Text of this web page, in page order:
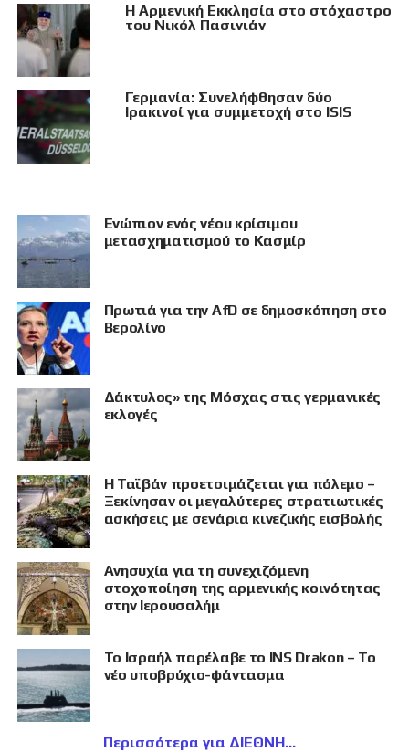
Η Αρμενική Εκκλησία στο στόχαστρο
του Νικόλ Πασινιάν
Γερμανία: Συνελήφθησαν δύο
Ιρακινοί για συμμετοχή στο ISIS
Eνώπιον ενός νέου κρίσιμου
μετασχηματισμού το Κασμίρ
Πρωτιά για την AfD σε δημοσκόπηση στο
Βερολίνο
Δάκτυλος» της Μόσχας στις γερμανικές
εκλογές
Η Ταϊβάν προετοιμάζεται για πόλεμο –
Ξεκίνησαν οι μεγαλύτερες στρατιωτικές
ασκήσεις με σενάρια κινεζικής εισβολής
Ανησυχία για τη συνεχιζόμενη
στοχοποίηση της αρμενικής κοινότητας
στην Ιερουσαλήμ
Το Ισραήλ παρέλαβε το INS Drakon – Το
νέο υποβρύχιο-φάντασμα
Περισσότερα για ΔΙΕΘΝΗ